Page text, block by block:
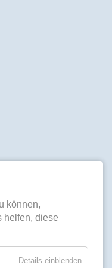
können,
helfen, diese
Details einblenden